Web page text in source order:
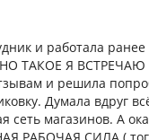
и работала
НО ТАКОЕ Я
и решила
Думала вдруг
сеть магазинов. А